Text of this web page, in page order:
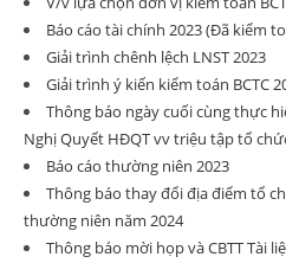
Báo cáo tài chính 2023 (Đã kiểm
Giải trình chênh lệch LNST 2023
Giải trình ý kiến kiểm toán BCTC
Thông báo ngày cuối cùng thực
Nghị Quyết HĐQT vv triệu tập tổ
Báo cáo thường niên 2023
Thông báo thay đổi địa điểm tổ
thường niên năm 2024
Thông báo mời họp và CBTT Tài